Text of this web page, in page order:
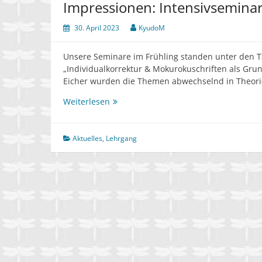
Impressionen:
30. April 2023 KyudoM
Unsere Seminare im Frühling standen unter den
„Individualkorrektur & Mokurokuschriften als
Eicher wurden die Themen abwechselnd in
Weiterlesen Impressionen:
&
II
Matoschützen
Aktuelles, Lehrgang